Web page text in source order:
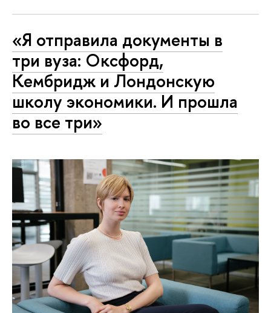
«Я отправила документы в
три вуза: Оксфорд,
Кембридж и Лондонскую
школу экономики. И прошла
во все три»